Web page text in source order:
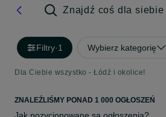
Znajdź coś dla siebie
Filtry·1 Wybierz kategorię
Dla Ciebie wszystko - Łódź i okolice!
ZNALEŹLIŚMY PONAD 1 000 OGŁOSZEŃ